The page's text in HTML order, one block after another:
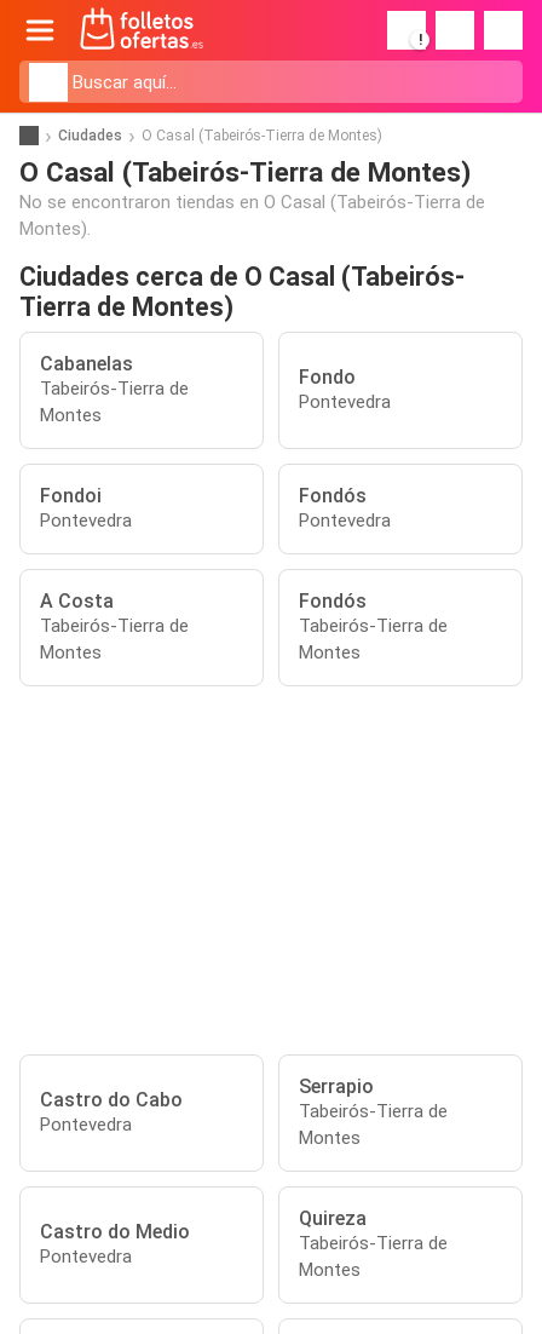
!
Ciudades O Casal (Tabeirós-Tierra de Montes)
O Casal (Tabeirós-Tierra de Montes)
No se encontraron tiendas en O Casal (Tabeirós-Tierra de
Montes).
Ciudades cerca de O Casal (Tabeirós-
Tierra de Montes)
Cabanelas
Tabeirós-Tierra de
Montes
Fondo
Pontevedra
Fondoi
Pontevedra
Fondós
Pontevedra
A Costa
Tabeirós-Tierra de
Montes
Fondós
Tabeirós-Tierra de
Montes
Castro do Cabo
Pontevedra
Serrapio
Tabeirós-Tierra de
Montes
Castro do Medio
Pontevedra
Quireza
Tabeirós-Tierra de
Montes